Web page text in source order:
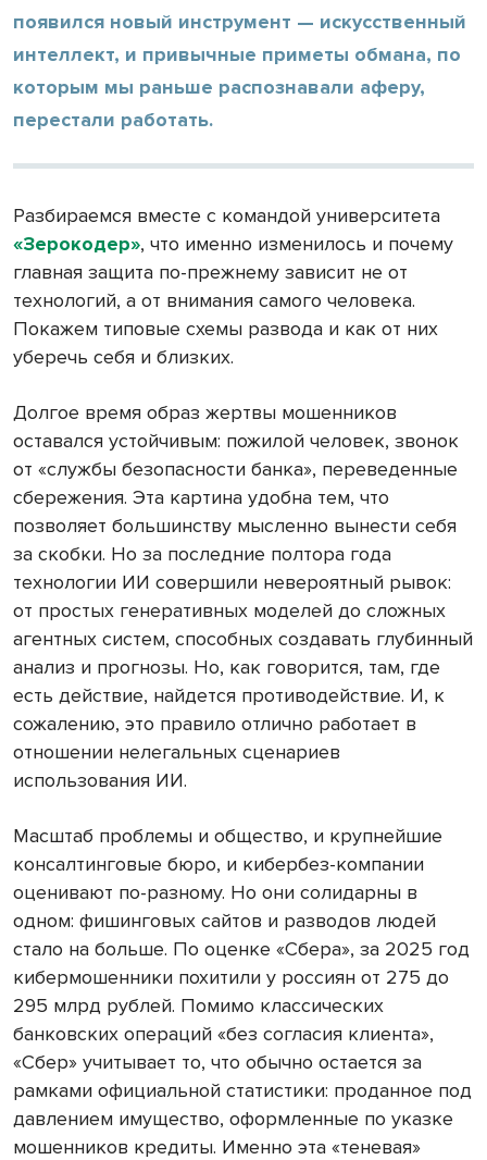
появился новый инструмент — искусственный
интеллект, и привычные приметы обмана, по
которым мы раньше распознавали аферу,
перестали работать.
Разбираемся вместе с командой университета
«Зерокодер», что именно изменилось и почему
главная защита по-прежнему зависит не от
технологий, а от внимания самого человека.
Покажем типовые схемы развода и как от них
уберечь себя и близких.
Долгое время образ жертвы мошенников
оставался устойчивым: пожилой человек, звонок
от «службы безопасности банка», переведенные
сбережения. Эта картина удобна тем, что
позволяет большинству мысленно вынести себя
за скобки. Но за последние полтора года
технологии ИИ совершили невероятный рывок:
от простых генеративных моделей до сложных
агентных систем, способных создавать глубинный
анализ и прогнозы. Но, как говорится, там, где
есть действие, найдется противодействие. И, к
сожалению, это правило отлично работает в
отношении нелегальных сценариев
использования ИИ.
Масштаб проблемы и общество, и крупнейшие
консалтинговые бюро, и кибербез-компании
оценивают по-разному. Но они солидарны в
одном: фишинговых сайтов и разводов людей
стало на больше. По оценке «Сбера», за 2025 год
кибермошенники похитили у россиян от 275 до
295 млрд рублей. Помимо классических
банковских операций «без согласия клиента»,
«Сбер» учитывает то, что обычно остается за
рамками официальной статистики: проданное под
давлением имущество, оформленные по указке
мошенников кредиты. Именно эта «теневая»